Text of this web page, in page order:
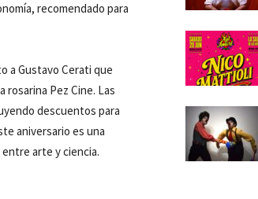
recomendado para
a Gustavo Cerati que
rosarina Pez Cine. Las
descuentos para
aniversario es una
arte y ciencia.